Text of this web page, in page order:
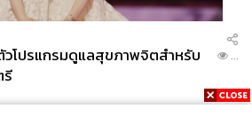
โปรแกรมดูแลสุขภาพจิตสำหรับ
รี
...